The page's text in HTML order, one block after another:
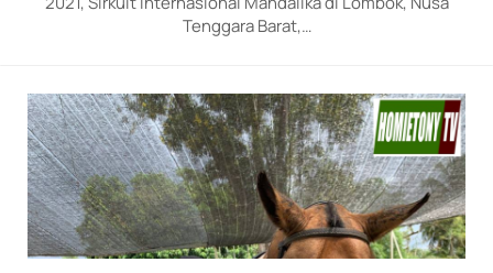
Tenggara Barat,…